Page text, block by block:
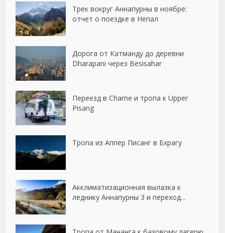
Трек вокруг Аннапурны в ноябре:
отчет о поездке в Непал
Дорога от Катманду до деревни
Dharapani через Besisahar
Переезд в Chame и тропа к Upper
Pisang
Тропа из Аппер Писанг в Бхрагу
Акклиматизационная вылазка к
леднику Аннапурны 3 и переход...